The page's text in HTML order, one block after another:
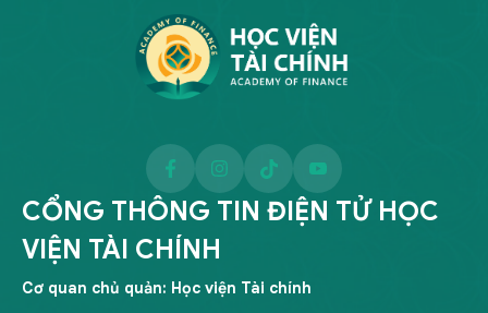
CỔNG THÔNG TIN ĐIỆN TỬ HỌC
VIỆN TÀI CHÍNH
Cơ quan chủ quản: Học viện Tài chính